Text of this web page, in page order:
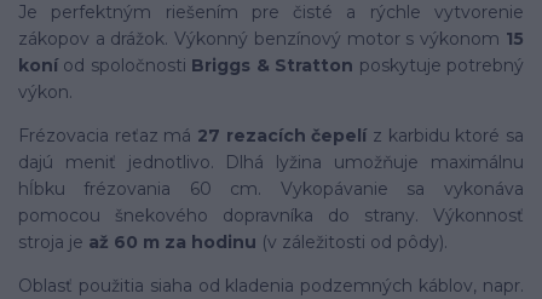
Je perfektným riešením pre čisté a rýchle vytvorenie
zákopov a drážok. Výkonný benzínový motor s výkonom 15
koníod spoločnosti Briggs & Stratton poskytuje potrebný
výkon.
Frézovacia reťaz má 27 rezacích čepelíz karbidu ktoré sa
dajú meniť jednotlivo. Dlhá lyžina umožňuje maximálnu
hĺbku frézovania 60 cm. Vykopávanie sa vykonáva
pomocou šnekového dopravníka do strany. Výkonnosť
stroja je až 60 m za hodinu (v záležitosti od pôdy).
Oblasť použitia siaha od kladenia podzemných káblov, napr.